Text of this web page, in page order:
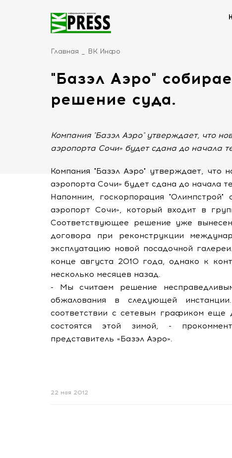
Главная ВК Инфо
"Базэл Аэро"
решение суда.
Компания "Базэл Аэро" утверждает, что
аэропорта Сочи» будет сдана до начала
Компания "Базэл Аэро" утверждает, что
аэропорта Сочи» будет сдана до начала
Напомним, госкорпорация
аэропорт Сочи», который входит в
Соответствующее решение уже
договора при реконструкции
эксплуатацию новой посадочной
конце августа 2010 года, однако к
несколько месяцев назад.
- Мы считаем решение
обжалования в следующей
соответствии с сетевым графиком еще
состоятся этой зимой, -
представитель «Базэл Аэро».
22 мая 2012